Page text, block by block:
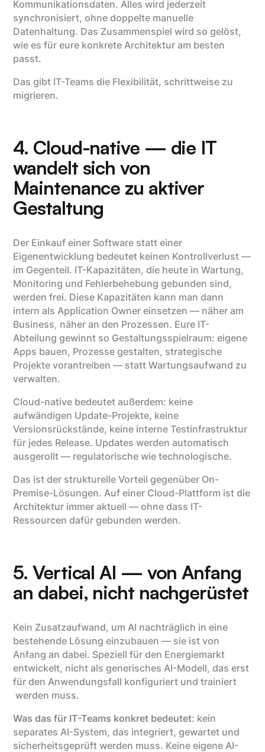
Kommunikationsdaten. Alles wird jederzeit
synchronisiert, ohne doppelte manuelle
Datenhaltung. Das Zusammenspiel wird so gelöst,
wie es für eure konkrete Architektur am besten
passt.
Das gibt IT-Teams die Flexibilität, schrittweise zu
migrieren.
4. Cloud-native — die IT
wandelt sich von
Maintenance zu aktiver
Gestaltung
Der Einkauf einer Software statt einer
Eigenentwicklung bedeutet keinen Kontrollverlust —
im Gegenteil. IT-Kapazitäten, die heute in Wartung,
Monitoring und Fehlerbehebung gebunden sind,
werden frei. Diese Kapazitäten kann man dann
intern als Application Owner einsetzen — näher am
Business, näher an den Prozessen. Eure IT-
Abteilung gewinnt so Gestaltungsspielraum: eigene
Apps bauen, Prozesse gestalten, strategische
Projekte vorantreiben — statt Wartungsaufwand zu
verwalten.
Cloud-native bedeutet außerdem: keine
aufwändigen Update-Projekte, keine
Versionsrückstände, keine interne Testinfrastruktur
für jedes Release. Updates werden automatisch
ausgerollt — regulatorische wie technologische.
Das ist der strukturelle Vorteil gegenüber On-
Premise-Lösungen. Auf einer Cloud-Plattform ist die
Architektur immer aktuell — ohne dass IT-
Ressourcen dafür gebunden werden.
5. Vertical AI — von Anfang
an dabei, nicht nachgerüstet
Kein Zusatzaufwand, um AI nachträglich in eine
bestehende Lösung einzubauen — sie ist von
Anfang an dabei. Speziell für den Energiemarkt
entwickelt, nicht als generisches AI-Modell, das erst
für den Anwendungsfall konfiguriert und trainiert
werden muss.
Was das für IT-Teams konkret bedeutet: kein
separates AI-System, das integriert, gewartet und
sicherheitsgeprüft werden muss. Keine eigene AI-